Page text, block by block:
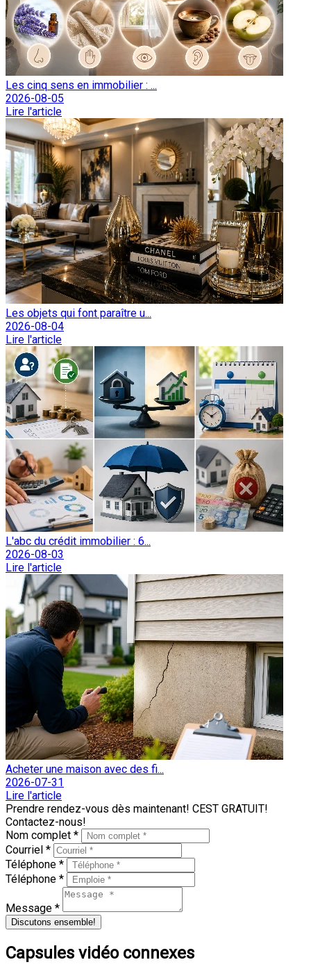
Les cinq sens en immobilier : ...
2026-08-05
Lire l'article
Les objets qui font paraître u...
2026-08-04
Lire l'article
L'abc du crédit immobilier : 6...
2026-08-03
Lire l'article
Acheter une maison avec des fi...
2026-07-31
Lire l'article
Prendre rendez-vous dès maintenant! CEST GRATUIT!
Contactez-nous!
Nom complet *
Courriel *
Téléphone *
Téléphone *
Message *
Discutons ensemble!
Capsules vidéo connexes